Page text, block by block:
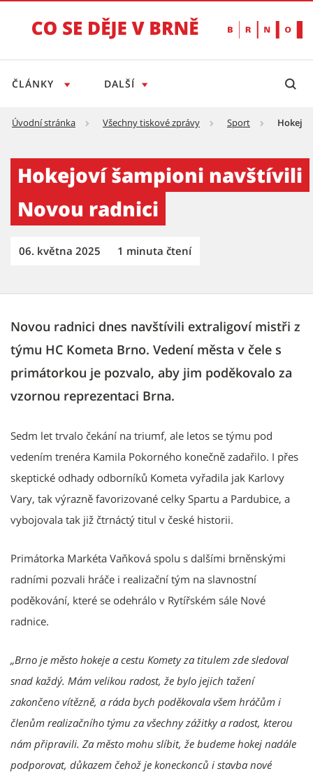
ČLÁNKY DALŠÍ
Úvodní stránka Všechny tiskové zprávy Sport
Hokejoví šampioni navštívili
Novou radnici
06. května 2025 1 minuta čtení
Novou radnici dnes navštívili extraligoví mistři z
týmu HC Kometa Brno. Vedení města v čele s
primátorkou je pozvalo, aby jim poděkovalo za
vzornou reprezentaci Brna.
Sedm let trvalo čekání na triumf, ale letos se týmu pod
vedením trenéra Kamila Pokorného konečně zadařilo. I přes
skeptické odhady odborníků Kometa vyřadila jak Karlovy
Vary, tak výrazně favorizované celky Spartu a Pardubice, a
vybojovala tak již čtrnáctý titul v české historii.
Primátorka Markéta Vaňková spolu s dalšími brněnskými
radními pozvali hráče i realizační tým na slavnostní
poděkování, které se odehrálo v Rytířském sále Nové
radnice.
„Brno je město hokeje a cestu Komety za titulem zde sledoval
snad každý. Mám velikou radost, že bylo jejich tažení
zakončeno vítězně, a ráda bych poděkovala všem hráčům i
členům realizačního týmu za všechny zážitky a radost, kterou
nám připravili. Za město mohu slíbit, že budeme hokej nadále
podporovat, důkazem čehož je koneckonců i stavba nové